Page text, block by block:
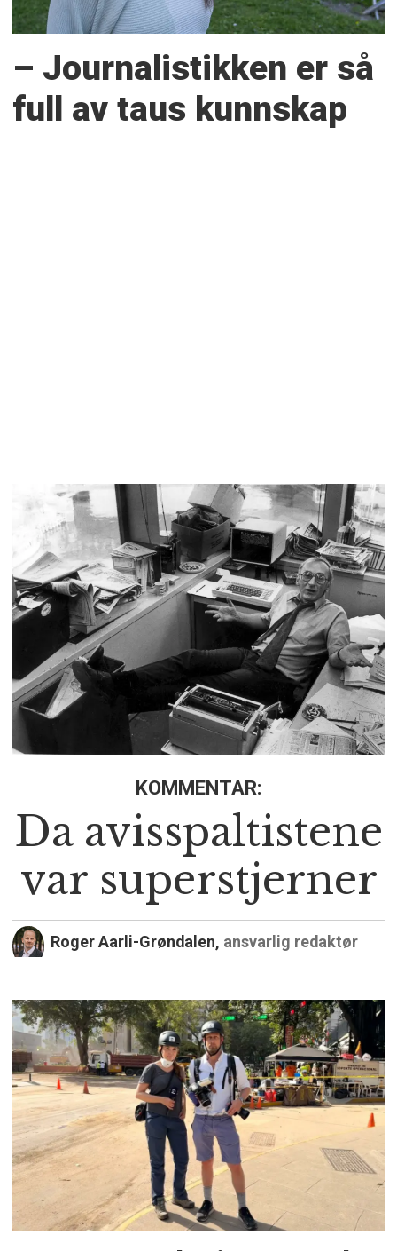
– Journalistikken er så
full av taus kunnskap
KOMMENTAR:
Da avisspaltistene
var superstjerner
Roger Aarli-Grøndalen, ansvarlig redaktør